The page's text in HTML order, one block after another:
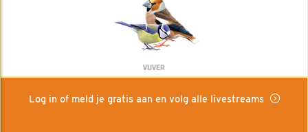
VIJVER
Log in of meld je gratis aan en volg alle livestreams